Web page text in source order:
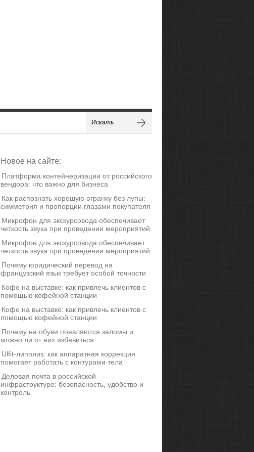
Новое на сайте:
Платформа контейнеризации от российского
вендора: что важно для бизнеса
Как распознать хорошую огранку без лупы:
симметрия и пропорции глазами покупателя
Микрофон для экскурсовода обеспечивает
четкость звука при проведении мероприятий
Микрофон для экскурсовода обеспечивает
четкость звука при проведении мероприятий
Почему юридический перевод на
французский язык требует особой точности
Кофе на выставке: как привлечь клиентов с
помощью кофейной станции
Кофе на выставке: как привлечь клиентов с
помощью кофейной станции
Почему на обуви появляются заломы и
можно ли от них избавиться
Ulfit-липолиз: как аппаратная коррекция
помогает работать с контурами тела
Деловая почта в российской
инфраструктуре: безопасность, удобство и
контроль